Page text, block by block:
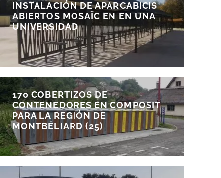
INSTALACIÓN DE APARCABICIS
ABIERTOS MOSAÏC EN EN UNA
UNIVERSIDAD
170 COBERTIZOS DE
CONTENEDORES EN COMPOSIT
PARA LA REGIÓN DE
MONTBÉLIARD (25)